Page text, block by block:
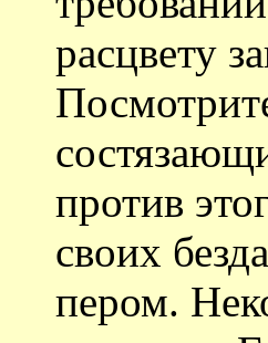
расцвету
против
своих
пером.